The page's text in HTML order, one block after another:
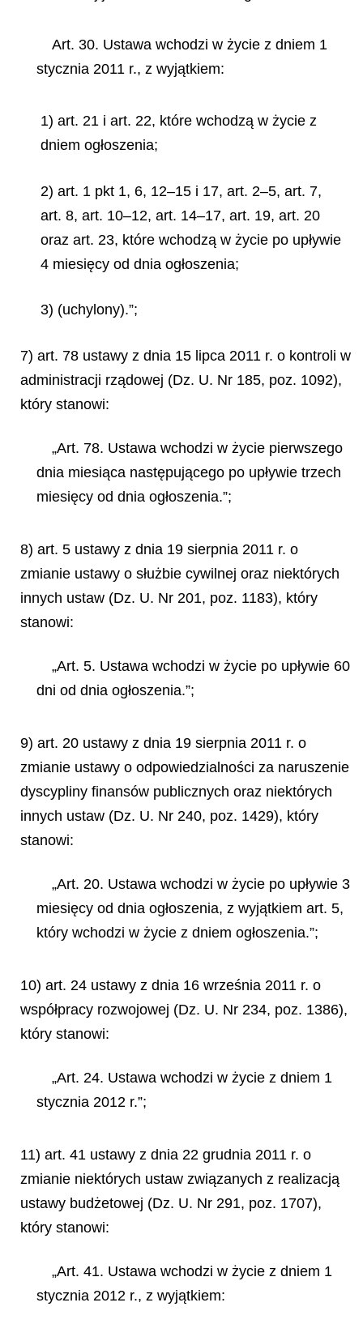
Art. 30. Ustawa wchodzi w życie z dniem 1
stycznia 2011 r., z wyjątkiem:
1) art. 21 i art. 22, które wchodzą w życie z
dniem ogłoszenia;
2) art. 1 pkt 1, 6, 12–15 i 17, art. 2–5, art. 7,
art. 8, art. 10–12, art. 14–17, art. 19, art. 20
oraz art. 23, które wchodzą w życie po upływie
4 miesięcy od dnia ogłoszenia;
3) (uchylony).”;
7) art. 78 ustawy z dnia 15 lipca 2011 r. o kontroli w
administracji rządowej (Dz. U. Nr 185, poz. 1092),
który stanowi:
„Art. 78. Ustawa wchodzi w życie pierwszego
dnia miesiąca następującego po upływie trzech
miesięcy od dnia ogłoszenia.”;
8) art. 5 ustawy z dnia 19 sierpnia 2011 r. o
zmianie ustawy o służbie cywilnej oraz niektórych
innych ustaw (Dz. U. Nr 201, poz. 1183), który
stanowi:
„Art. 5. Ustawa wchodzi w życie po upływie 60
dni od dnia ogłoszenia.”;
9) art. 20 ustawy z dnia 19 sierpnia 2011 r. o
zmianie ustawy o odpowiedzialności za naruszenie
dyscypliny finansów publicznych oraz niektórych
innych ustaw (Dz. U. Nr 240, poz. 1429), który
stanowi:
„Art. 20. Ustawa wchodzi w życie po upływie 3
miesięcy od dnia ogłoszenia, z wyjątkiem art. 5,
który wchodzi w życie z dniem ogłoszenia.”;
10) art. 24 ustawy z dnia 16 września 2011 r. o
współpracy rozwojowej (Dz. U. Nr 234, poz. 1386),
który stanowi:
„Art. 24. Ustawa wchodzi w życie z dniem 1
stycznia 2012 r.”;
11) art. 41 ustawy z dnia 22 grudnia 2011 r. o
zmianie niektórych ustaw związanych z realizacją
ustawy budżetowej (Dz. U. Nr 291, poz. 1707),
który stanowi:
„Art. 41. Ustawa wchodzi w życie z dniem 1
stycznia 2012 r., z wyjątkiem: